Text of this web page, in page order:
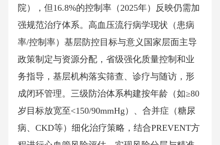
院），但16.8%的控制率（2025年）反映仍需加
强规范治疗体系。高血压流行病学现状（患病
率/控制率）基层防控目标与意义国家层面主导
政策制定与资源分配，省级强化质量控制和业
务指导，基层机构落实筛查、诊疗与随访，形
成闭环管理。三级防治体系构建按年龄（如≥80
岁目标放宽至<150/90mmHg）、合并症（糖尿
病、CKD等）细化治疗策略，结合PREVENT方